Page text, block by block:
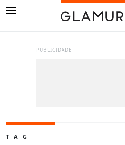
PUBLICIDADE
TAG